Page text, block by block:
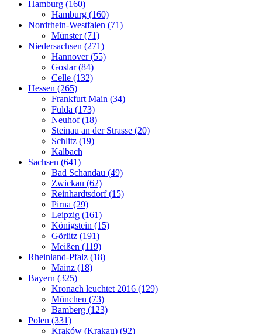
Hamburg (160)
Hamburg (160)
Nordrhein-Westfalen (71)
Münster (71)
Niedersachsen (271)
Hannover (55)
Goslar (84)
Celle (132)
Hessen (265)
Frankfurt Main (34)
Fulda (173)
Neuhof (18)
Steinau an der Strasse (20)
Schlitz (19)
Kalbach
Sachsen (641)
Bad Schandau (49)
Zwickau (62)
Reinhardtsdorf (15)
Pirna (29)
Leipzig (161)
Königstein (15)
Görlitz (191)
Meißen (119)
Rheinland-Pfalz (18)
Mainz (18)
Bayern (325)
Kronach leuchtet 2016 (129)
München (73)
Bamberg (123)
Polen (331)
Kraków (Krakau) (92)